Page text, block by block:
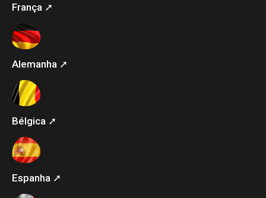
França ➚
Alemanha ➚
Bélgica ➚
Espanha ➚